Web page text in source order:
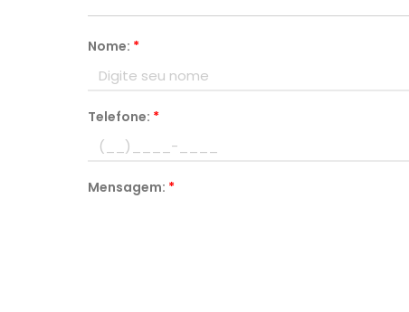
Nome: *
Telefone: *
Mensagem: *